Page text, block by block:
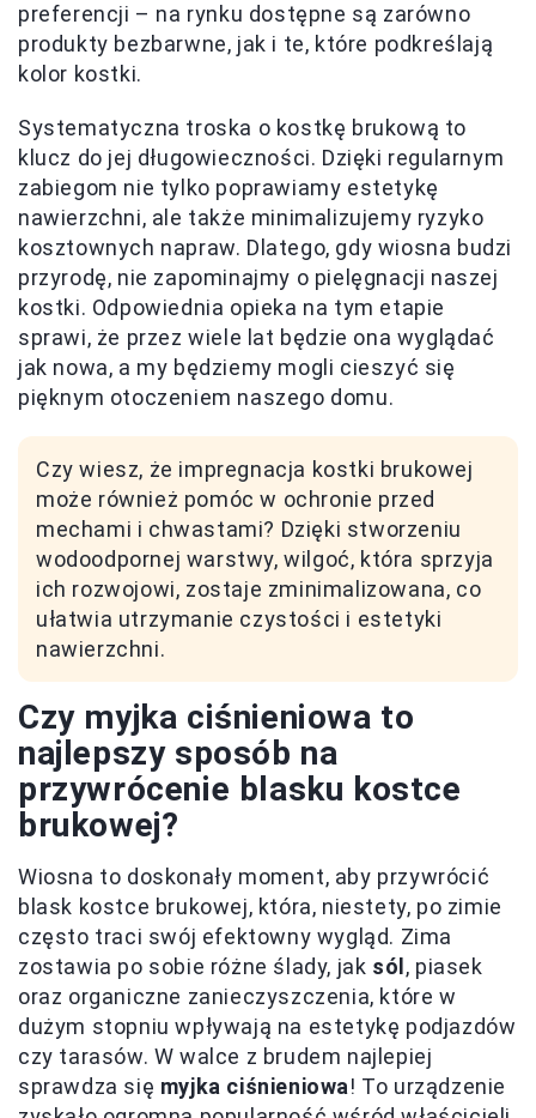
preferencji – na rynku dostępne są zarówno
produkty bezbarwne, jak i te, które podkreślają
kolor kostki.
Systematyczna troska o kostkę brukową to
klucz do jej długowieczności. Dzięki regularnym
zabiegom nie tylko poprawiamy estetykę
nawierzchni, ale także minimalizujemy ryzyko
kosztownych napraw. Dlatego, gdy wiosna budzi
przyrodę, nie zapominajmy o pielęgnacji naszej
kostki. Odpowiednia opieka na tym etapie
sprawi, że przez wiele lat będzie ona wyglądać
jak nowa, a my będziemy mogli cieszyć się
pięknym otoczeniem naszego domu.
Czy wiesz, że impregnacja kostki brukowej
może również pomóc w ochronie przed
mechami i chwastami? Dzięki stworzeniu
wodoodpornej warstwy, wilgoć, która sprzyja
ich rozwojowi, zostaje zminimalizowana, co
ułatwia utrzymanie czystości i estetyki
nawierzchni.
Czy myjka ciśnieniowa to
najlepszy sposób na
przywrócenie blasku kostce
brukowej?
Wiosna to doskonały moment, aby przywrócić
blask kostce brukowej, która, niestety, po zimie
często traci swój efektowny wygląd. Zima
zostawia po sobie różne ślady, jak sól , piasek
oraz organiczne zanieczyszczenia, które w
dużym stopniu wpływają na estetykę podjazdów
czy tarasów. W walce z brudem najlepiej
sprawdza się myjka ciśnieniowa! To urządzenie